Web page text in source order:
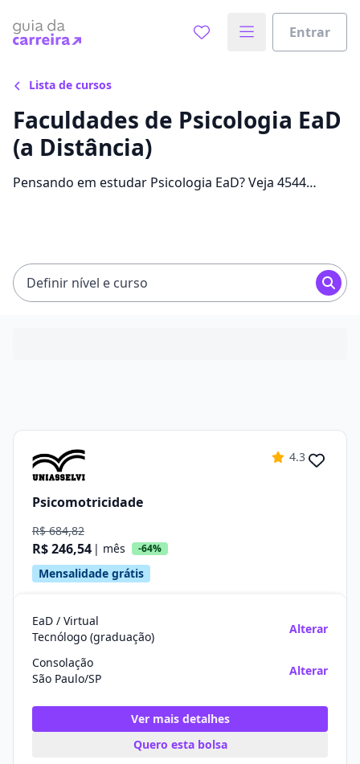
Entrar
Lista de cursos
Faculdades de Psicologia EaD
(a Distância)
Pensando em estudar Psicologia EaD? Veja 4544
Definir nível e curso
4.3
Psicomotricidade
R$ 684,82
R$ 246,54 | mês -64%
Mensalidade grátis
EaD / Virtual
Tecnólogo (graduação)
Alterar
Consolação
São Paulo/SP
Alterar
Ver mais detalhes
Quero esta bolsa